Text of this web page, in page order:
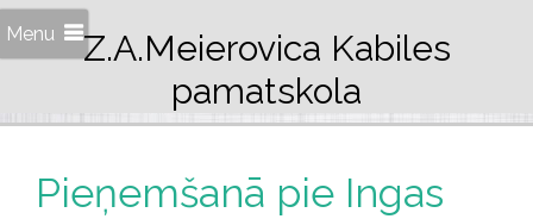
Menu
Z.A.Meierovica Kabiles
pamatskola
Pieņemšanā pie Ingas